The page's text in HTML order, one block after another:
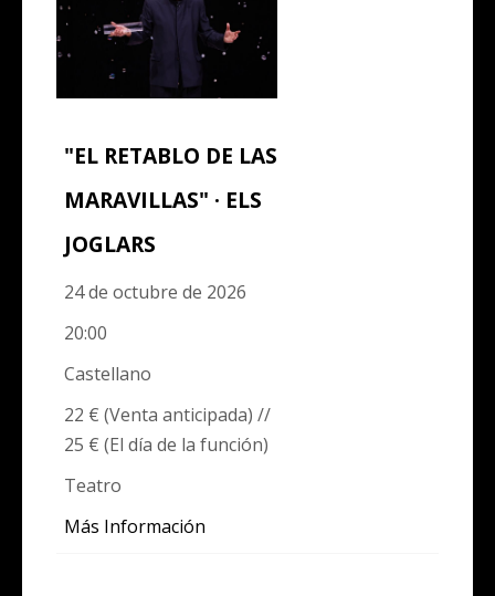
"EL RETABLO DE LAS
MARAVILLAS" · ELS
JOGLARS
24 de octubre de 2026
20:00
Castellano
22 € (Venta anticipada) //
25 € (El día de la función)
Teatro
Más Información